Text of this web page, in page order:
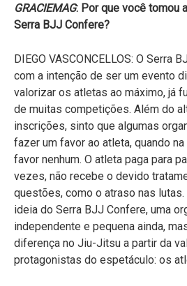
GRACIEMAG: Por que você tomou
Serra BJJ Confere?
DIEGO VASCONCELLOS: O Serra
com a intenção de ser um evento
valorizar os atletas ao máximo, já
de muitas competições. Além do
inscrições, sinto que algumas
fazer um favor ao atleta, quando
favor nenhum. O atleta paga para
vezes, não recebe o devido
questões, como o atraso nas
ideia do Serra BJJ Confere, uma
independente e pequena ainda,
diferença no Jiu-Jitsu a partir da
protagonistas do espetáculo: os